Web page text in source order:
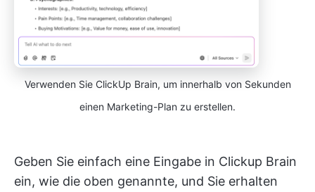
Verwenden Sie ClickUp Brain, um innerhalb von Sekunden
einen Marketing-Plan zu erstellen.
Geben Sie einfach eine Eingabe in Clickup Brain
ein, wie die oben genannte, und Sie erhalten